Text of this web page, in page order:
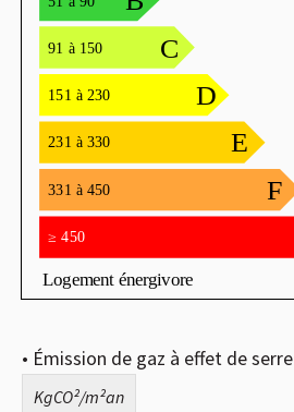
• Émission de gaz à effet de serre
KgCO²/m²an